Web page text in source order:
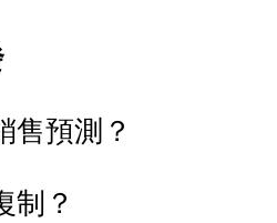
預測？
？